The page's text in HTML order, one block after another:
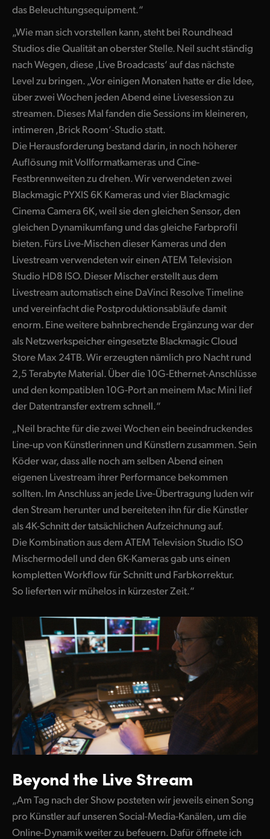
UAE
Ukraine
United Kingdom
das Beleuchtungsequipment.“
„Wie man sich vorstellen kann, steht bei Roundhead
Studios die Qualität an oberster Stelle. Neil sucht ständig
nach Wegen, diese ,Live Broadcasts‘ auf das nächste
Level zu bringen. „Vor einigen Monaten hatte er die Idee,
über zwei Wochen jeden Abend eine Livesession zu
streamen. Dieses Mal fanden die Sessions im kleineren,
intimeren ,Brick Room‘-Studio statt.
Die Herausforderung bestand darin, in noch höherer
Auflösung mit Vollformatkameras und Cine-
Festbrennweiten zu drehen. Wir verwendeten zwei
Blackmagic PYXIS 6K Kameras und vier Blackmagic
Cinema Camera 6K, weil sie den gleichen Sensor, den
gleichen Dynamikumfang und das gleiche Farbprofil
bieten. Fürs Live-Mischen dieser Kameras und den
Livestream verwendeten wir einen ATEM Television
Studio HD8 ISO. Dieser Mischer erstellt aus dem
Livestream automatisch eine DaVinci Resolve Timeline
und vereinfacht die Postproduktionsabläufe damit
enorm. Eine weitere bahnbrechende Ergänzung war der
als Netzwerkspeicher eingesetzte Blackmagic Cloud
Store Max 24TB. Wir erzeugten nämlich pro Nacht rund
2,5 Terabyte Material. Über die 10G-Ethernet-Anschlüsse
und den kompatiblen 10G-Port an meinem Mac Mini lief
der Datentransfer extrem schnell.“
„Neil brachte für die zwei Wochen ein beeindruckendes
Line-up von Künstlerinnen und Künstlern zusammen. Sein
Köder war, dass alle noch am selben Abend einen
eigenen Livestream ihrer Performance bekommen
sollten. Im Anschluss an jede Live-Übertragung luden wir
den Stream herunter und bereiteten ihn für die Künstler
als 4K-Schnitt der tatsächlichen Aufzeichnung auf.
Die Kombination aus dem ATEM Television Studio ISO
Mischermodell und den 6K-Kameras gab uns einen
kompletten Workflow für Schnitt und Farbkorrektur.
So lieferten wir mühelos in kürzester Zeit.“
Beyond the Live Stream
„Am Tag nach der Show posteten wir jeweils einen Song
pro Künstler auf unseren Social-Media-Kanälen, um die
Online-Dynamik weiter zu befeuern. Dafür öffnete ich